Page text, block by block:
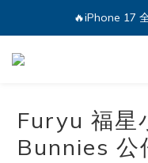
🔥iPhone 17
🔥iPhone 17
💕加入Q哥
Furyu 福星
Bunnies 公